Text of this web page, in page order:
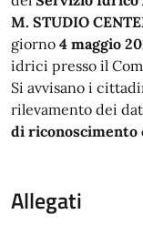
M. STUDIO
giorno 4 maggio
idrici presso il
Si avvisano i
rilevamento dei
di riconoscimento
Allegati